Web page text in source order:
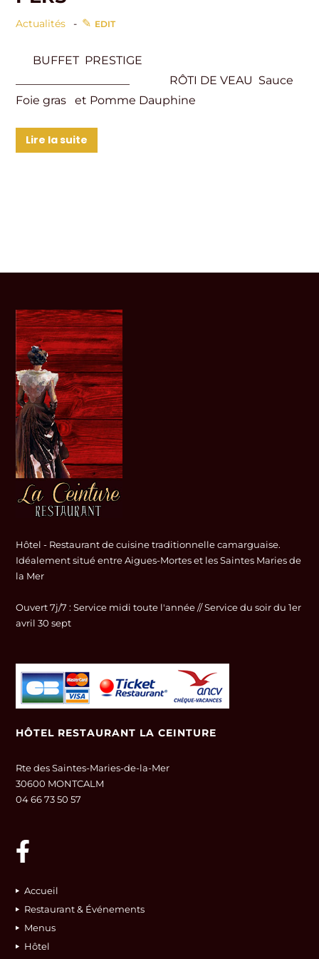
Actualités EDIT
BUFFET PRESTIGE
____________________ RÔTI DE VEAU Sauce
Foie gras et Pomme Dauphine
Lire la suite
Hôtel - Restaurant de cuisine traditionnelle camarguaise.
Idéalement situé entre Aigues-Mortes et les Saintes Maries de
la Mer
Ouvert 7j/7 : Service midi toute l'année // Service du soir du 1er
avril 30 sept
HÔTEL RESTAURANT LA CEINTURE
Rte des Saintes-Maries-de-la-Mer
30600 MONTCALM
04 66 73 50 57
Accueil
Restaurant & Événements
Menus
Hôtel